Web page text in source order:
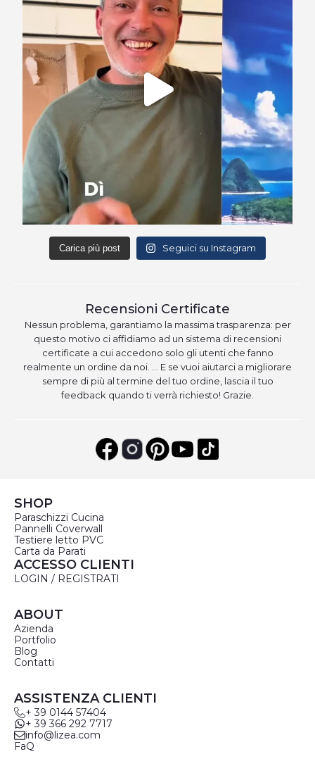
Carica più post Seguici su Instagram
Recensioni Certificate
Nessun problema, garantiamo la massima trasparenza: per
questo motivo ci affidiamo ad un sistema di recensioni
certificate a cui accedono solo gli utenti che fanno
realmente un ordine da noi. … E se vuoi aiutarci a migliorare
sempre di più al termine del tuo ordine, lascia il tuo
feedback quando ti verrà richiesto! Grazie.
SHOP
Paraschizzi Cucina
Pannelli Coverwall
Testiere letto PVC
Carta da Parati
ACCESSO CLIENTI
LOGIN / REGISTRATI
ABOUT
Azienda
Portfolio
Blog
Contatti
ASSISTENZA CLIENTI
+ 39 0144 57404
+ 39 366 292 7717
info@lizea.com
FaQ